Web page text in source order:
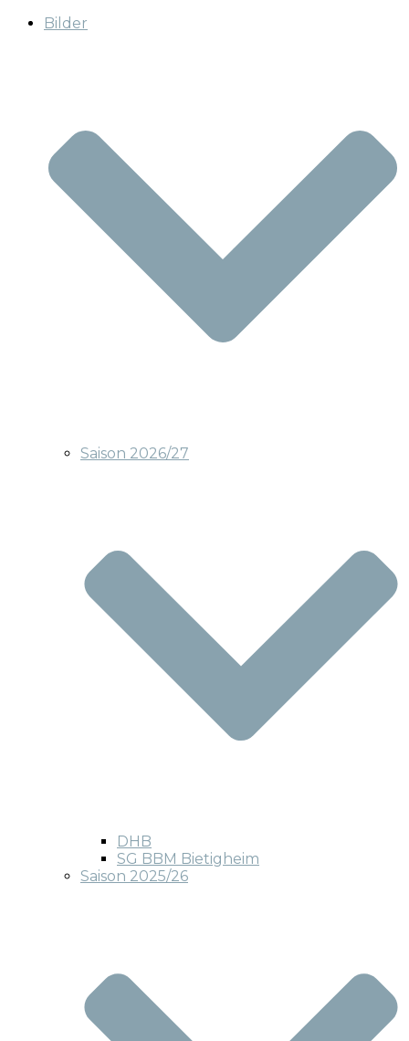
Bilder
Saison 2026/27
DHB
SG BBM Bietigheim
Saison 2025/26